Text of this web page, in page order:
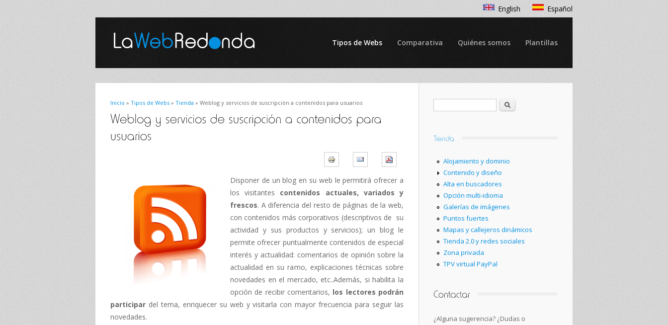
English Español
Tipos de Webs Comparativa Quiénes somos Plantillas
Inicio » Tipos de Webs » Tienda » Weblog y servicios de suscripción a contenidos para usuarios
Disponer de un blog en su web le permitirá ofrecer a
los visitantes contenidos actuales, variados y
frescos. A diferencia del resto de páginas de la web,
con contenidos más corporativos (descriptivos de su
actividad y sus productos y servicios); un blog le
permite ofrecer puntualmente contenidos de especial
interés y actualidad: comentarios de opinión sobre la
actualidad en su ramo, explicaciones técnicas sobre
novedades en el mercado, etc..Además, si habilita la
opción de recibir comentarios, los lectores podrán
participar del tema, enriquecer su web y visitarla con mayor frecuencia para seguir las
novedades.
Buscar
Alojamiento y dominio
Contenido y diseño
Alta en buscadores
Opción multi-idioma
Galerías de imágenes
Puntos fuertes
Mapas y callejeros dinámicos
Tienda 2.0 y redes sociales
Zona privada
TPV virtual PayPal
¿Alguna sugerencia? ¿Dudas o